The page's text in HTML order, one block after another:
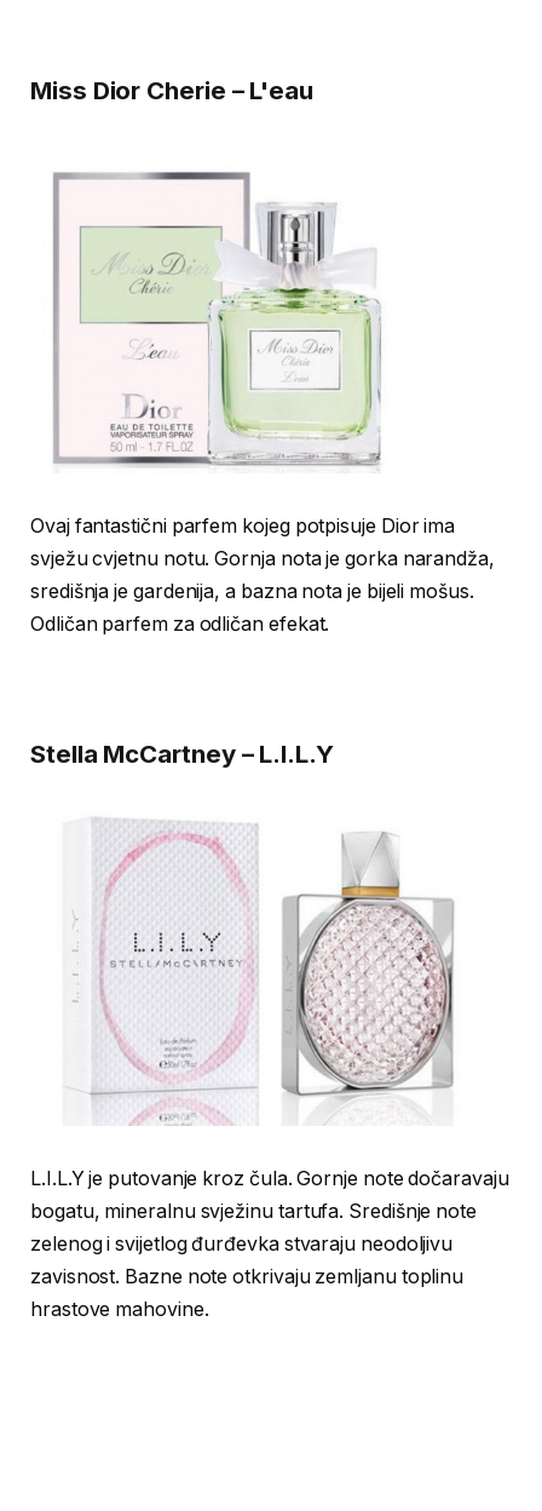
Miss Dior Cherie – L'eau
Ovaj fantastični parfem kojeg potpisuje Dior ima
svježu cvjetnu notu. Gornja nota je gorka narandža,
središnja je gardenija, a bazna nota je bijeli mošus.
Odličan parfem za odličan efekat.
Stella McCartney – L.I.L.Y
L.I.L.Y je putovanje kroz čula. Gornje note dočaravaju
bogatu, mineralnu svježinu tartufa. Središnje note
zelenog i svijetlog đurđevka stvaraju neodoljivu
zavisnost. Bazne note otkrivaju zemljanu toplinu
hrastove mahovine.